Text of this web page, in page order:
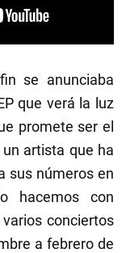
se anunciaba
que verá la luz
promete ser el
artista que ha
sus números en
hacemos con
conciertos
a febrero de